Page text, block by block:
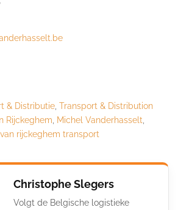
& Distributie, Transport & Distribution
Rijckeghem, Michel Vanderhasselt,
van rijckeghem transport
Christophe Slegers
Volgt de Belgische logistieke